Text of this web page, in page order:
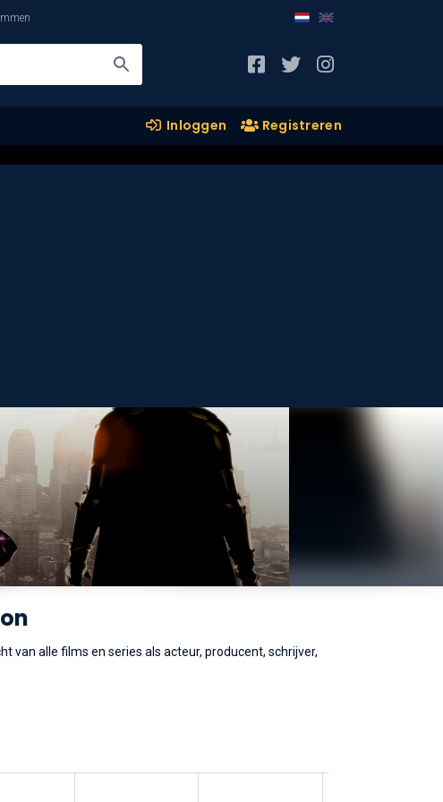
Inloggen Registreren
van alle films en series als acteur, producent, schrijver,